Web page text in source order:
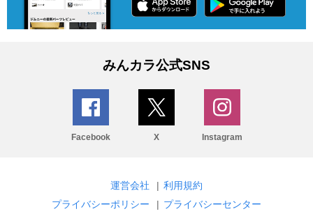
みんカラ公式SNS
Facebook X Instagram
運営会社 | 利用規約
プライバシーポリシー
| プライバシーセンター